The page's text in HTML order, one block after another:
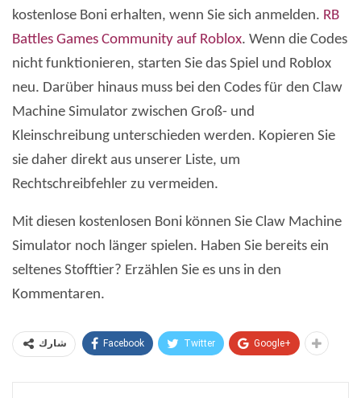
kostenlose Boni erhalten, wenn Sie sich anmelden. RB
Battles Games Community auf Roblox. Wenn die Codes
nicht funktionieren, starten Sie das Spiel und Roblox
neu. Darüber hinaus muss bei den Codes für den Claw
Machine Simulator zwischen Groß- und
Kleinschreibung unterschieden werden. Kopieren Sie
sie daher direkt aus unserer Liste, um
Rechtschreibfehler zu vermeiden.
Mit diesen kostenlosen Boni können Sie Claw Machine
Simulator noch länger spielen. Haben Sie bereits ein
seltenes Stofftier? Erzählen Sie es uns in den
Kommentaren.
شارك Facebook Twitter Google+